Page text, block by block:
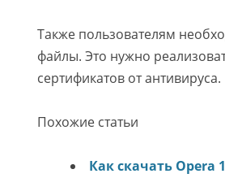
Также пользователям
файлы. Это нужно
сертификатов от антивируса.
Похожие статьи
Как скачать Opera